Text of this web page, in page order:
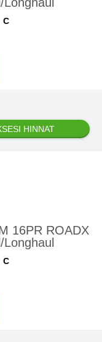
C
HINNAT
16PR ROADX
C